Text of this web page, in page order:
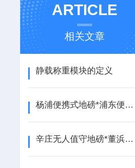
ARTICLE
相关文章
静载称重模块的定义
杨浦便携式地磅*浦东便携式汽车衡*万祥便携式汽车衡
辛庄无人值守地磅*董浜电子秤*虞山无人值守汽车衡*尚湖防爆秤